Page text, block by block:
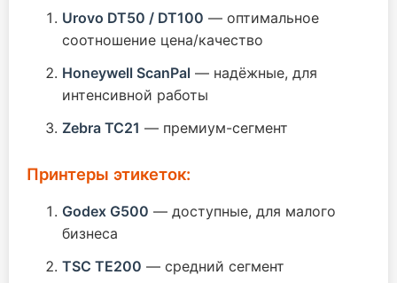
Urovo DT50 / DT100 — оптимальное
соотношение цена/качество
Honeywell ScanPal — надёжные, для
интенсивной работы
Zebra TC21 — премиум-сегмент
Принтеры этикеток:
Godex G500 — доступные, для малого
бизнеса
TSC TE200 — средний сегмент